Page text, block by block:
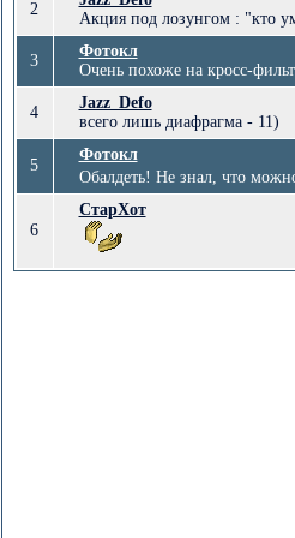
2
Акция под лозунгом : "кто
3
Фотокл
Очень похоже на кросс-
4
Jazz_Defo
всего лишь диафрагма - 11)
5
Фотокл
Обалдеть! Не знал, что можно
6
СтарХот